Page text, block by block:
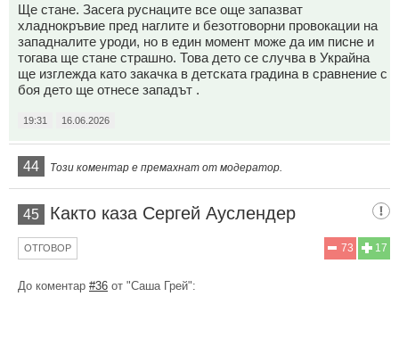
Ще стане. Засега руснаците все още запазват
хладнокръвие пред наглите и безотговорни провокации на
западналите уроди, но в един момент може да им писне и
тогава ще стане страшно. Това дето се случва в Украйна
ще изглежда като закачка в детската градина в сравнение с
боя дето ще отнесе западът .
19:31 16.06.2026
44 Този коментар е премахнат от модератор.
45 Както каза Сергей Ауслендер
17
73
ОТГОВОР
До коментар #36 от "Саша Грей":